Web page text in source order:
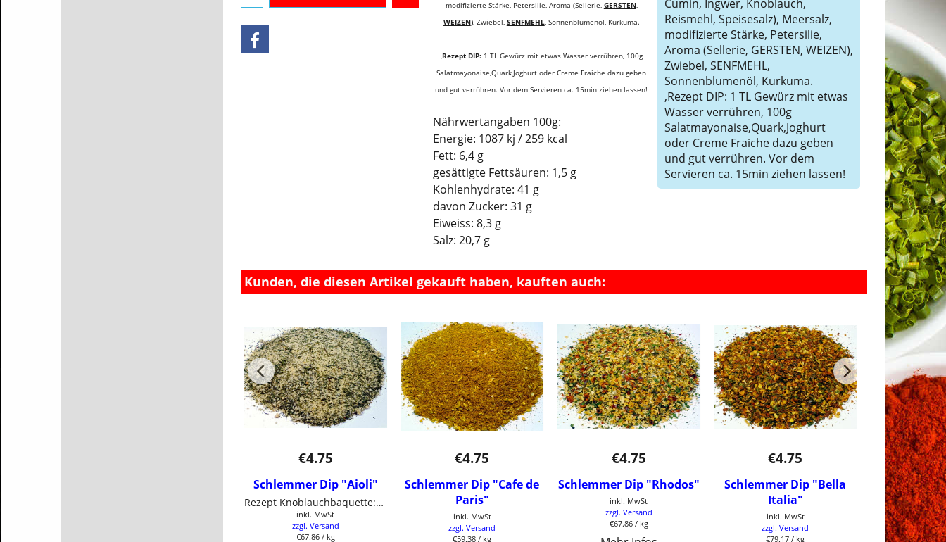
Cumin, Ingwer, Knoblauch,
Reismehl, Speisesalz), Meersalz,
modifizierte Stärke, Petersilie,
Aroma (Sellerie, GERSTEN, WEIZEN),
Zwiebel, SENFMEHL,
Sonnenblumenöl, Kurkuma.
,Rezept DIP: 1 TL Gewürz mit etwas
Wasser verrühren, 100g
Salatmayonaise,Quark,Joghurt
oder Creme Fraiche dazu geben
und gut verrühren. Vor dem
Servieren ca. 15min ziehen lassen!
modifizierte Stärke, Petersilie, Aroma (Sellerie, GERSTEN,
WEIZEN), Zwiebel, SENFMEHL, Sonnenblumenöl, Kurkuma.
,Rezept DIP:1 TL Gewürz mit etwas Wasser verrühren, 100g
Salatmayonaise,Quark,Joghurt oder Creme Fraiche dazu geben
und gut verrühren. Vor dem Servieren ca. 15min ziehen lassen!
Nährwertangaben 100g:
Energie: 1087 kj / 259 kcal
Fett: 6,4 g
gesättigte Fettsäuren: 1,5 g
Kohlenhydrate: 41 g
davon Zucker: 31 g
Eiweiss: 8,3 g
Salz: 20,7 g
Kunden, die diesen Artikel gekauft haben, kauften auch:
€4.75
Schlemmer Dip "Aioli"
Rezept Knoblauchbaquette:1 Baguette in Scheiben schneiden, 1 Teelöffel Aioli Gewürz mit 25ml Olivenöl vermischen und mit einem Pinsel auf die Baguettescheiben auftragen. Bei 180 Grad im Backofen für 10-15 min. knusprig braun backen Rezept DIP: 1 TL Gewürz mit etwas Wasser verrühren, 100g Salatmayonaise,Quark,Joghurt oder Creme Fraiche dazu geben und gut verrühren. Vor dem Servieren ca. 15min ziehen lassen!
inkl. MwSt
zzgl. Versand
€67.86/ kg
€4.75
Schlemmer Dip "Cafe de
Paris"
inkl. MwSt
zzgl. Versand
€59.38 / kg
€4.75
Schlemmer Dip "Rhodos"
inkl. MwSt
zzgl. Versand
€67.86/ kg
€4.75
Schlemmer Dip "Bella
Italia"
inkl. MwSt
zzgl. Versand
€79.17 / kg
€
Cream
inkl.